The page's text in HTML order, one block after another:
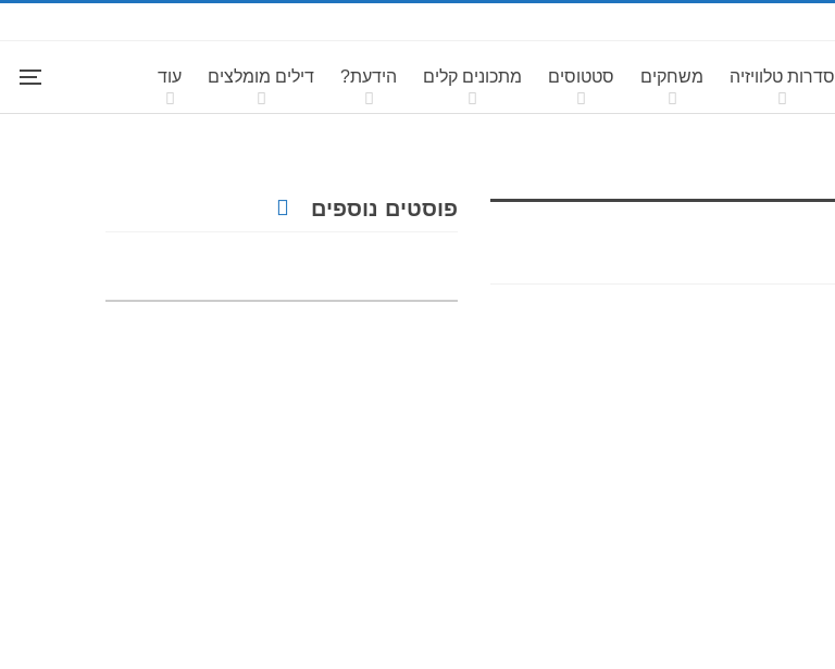
סדרות טלוויזיה משחקים סטטוסים מתכונים קלים הידעת? דילים מומלצים עוד
פוסטים נוספים